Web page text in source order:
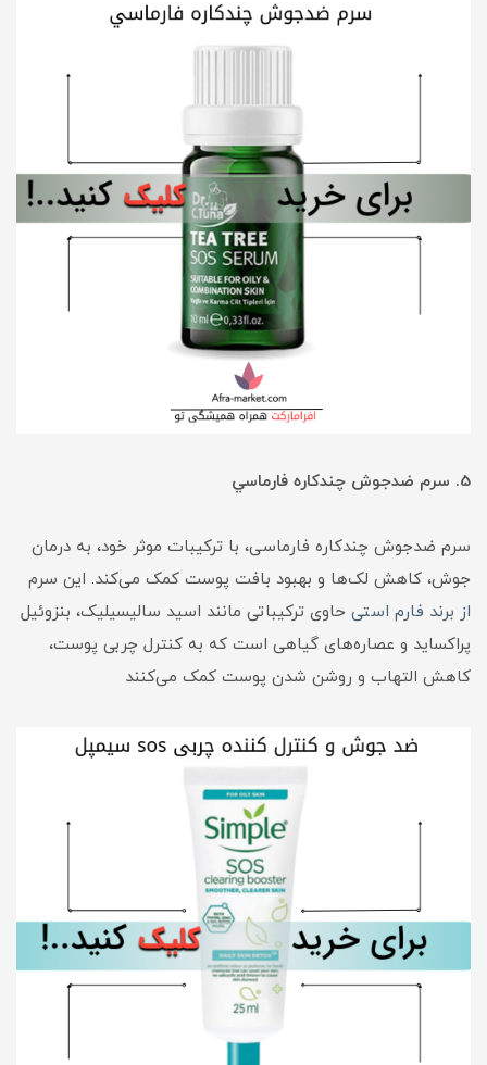
5. سرم ضدجوش چندکاره فارماسي
سرم ضدجوش چندکاره فارماسی، با ترکیبات موثر خود، به درمان
جوش، کاهش لک‌ها و بهبود بافت پوست کمک می‌کند. این سرم
از برند فارم استی حاوی ترکیباتی مانند اسید سالیسیلیک، بنزوئیل
پراکساید و عصاره‌های گیاهی است که به کنترل چربی پوست،
کاهش التهاب و روشن شدن پوست کمک می‌کنند